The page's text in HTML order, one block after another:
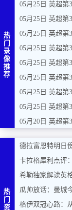
热
门
录
像
推
荐
05月25日 英超第
05月25日 英超第
05月25日 英超第
05月25日 英超第
05月25日 英超第
05月25日 英超第
05月25日 英超第
05月25日 英超第
05月20日 英超第
热
门
资
卡拉格犀利点评
瓜帅放话：曼城